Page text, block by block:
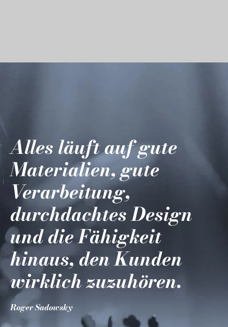
Alles läuft auf gute
Materialien, gute
Verarbeitung,
durchdachtes Design
und die Fähigkeit
hinaus, den Kunden
wirklich zuzuhören.
Roger Sadowsky